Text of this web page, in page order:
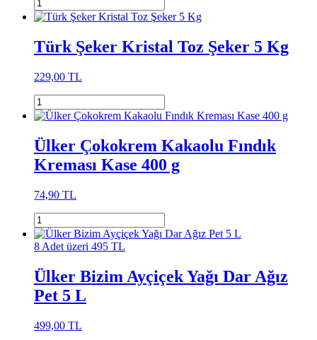
Türk Şeker Kristal Toz Şeker 5 Kg
229,00 TL
Ülker Çokokrem Kakaolu Fındık
Kreması Kase 400 g
74,90 TL
8 Adet üzeri 495 TL
Ülker Bizim Ayçiçek Yağı Dar Ağız
Pet 5 L
499,00 TL